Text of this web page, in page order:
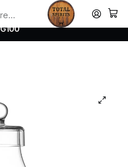
Despachamos a todo Chile.